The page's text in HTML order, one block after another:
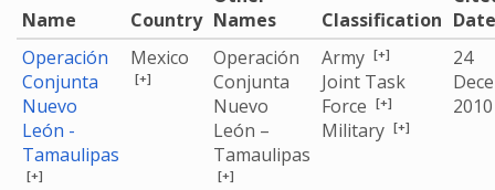
Name Country Names
Classification Date
Operación
Conjunta
Nuevo
León -
Tamaulipas
[+]
Mexico
[+]
Operación
Conjunta
Nuevo
León –
Tamaulipas
[+]
Army [+]
Joint Task
Force [+]
Military [+]
24